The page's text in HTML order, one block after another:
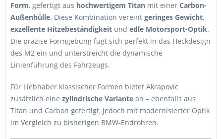
Form, gefertigt aus hochwertigem Titan mit einer Carbon-
Außenhülle. Diese Kombination vereint geringes Gewicht,
exzellente Hitzebeständigkeit und edle Motorsport-Optik.
Die präzise Formgebung fügt sich perfekt in das Heckdesign
des M2 ein und unterstreicht die dynamische
Linienführung des Fahrzeugs.
Für Liebhaber klassischer Formen bietet Akrapovic
zusätzlich eine zylindrische Variante an – ebenfalls aus
Titan und Carbon gefertigt, jedoch mit modernisierter Optik
im Vergleich zu bisherigen BMW-Endrohren.